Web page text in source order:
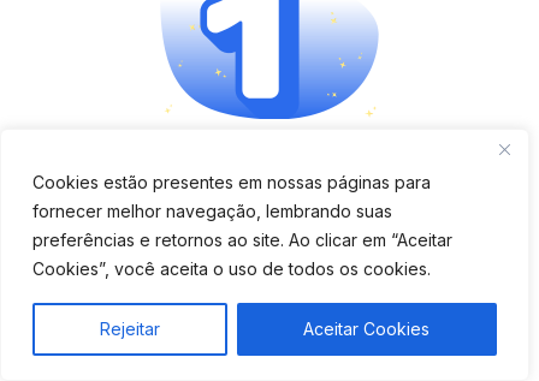
Cookies estão presentes em nossas páginas para
fornecer melhor navegação, lembrando suas
preferências e retornos ao site. Ao clicar em “Aceitar
Cookies”, você aceita o uso de todos os cookies.
Rejeitar Aceitar Cookies
Aplicativo completo e fácil
de usar
Verifique se o app é moderno, tem boa avaliação e
virtuais e histórico de rotas.